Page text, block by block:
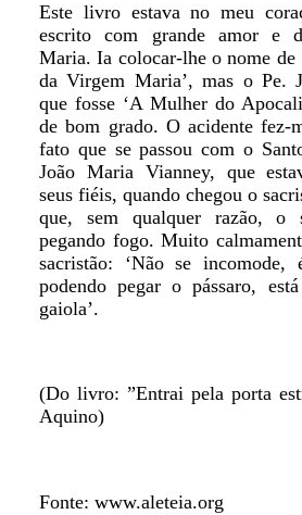
Este livro estava no meu
escrito com grande amor e
Maria. Ia colocar-lhe o nome de
da Virgem Maria’, mas o Pe.
que fosse ‘A Mulher do
de bom grado. O acidente fez-
fato que se passou com o
João Maria Vianney, que
seus fiéis, quando chegou o
que, sem qualquer razão, o
pegando fogo. Muito
sacristão: ‘Não se
podendo pegar o pássaro,
gaiola’.
(Do livro: ”Entrai pela porta
Aquino)
Fonte: www.aleteia.org